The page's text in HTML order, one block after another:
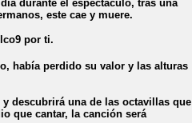
durante el espectáculo, tras una
este cae y muere.
había perdido su valor y las alturas
descubrirá una de las octavillas que
que cantar, la canción será